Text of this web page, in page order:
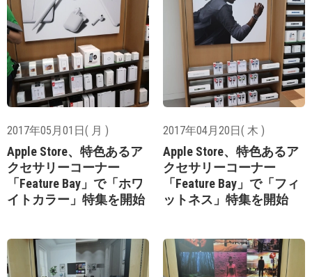
2017年05月01日( 月 )
Apple Store、特色あるア
クセサリーコーナー
「Feature Bay」で「ホワ
イトカラー」特集を開始
2017年04月20日( 木 )
Apple Store、特色あるア
クセサリーコーナー
「Feature Bay」で「フィ
ットネス」特集を開始